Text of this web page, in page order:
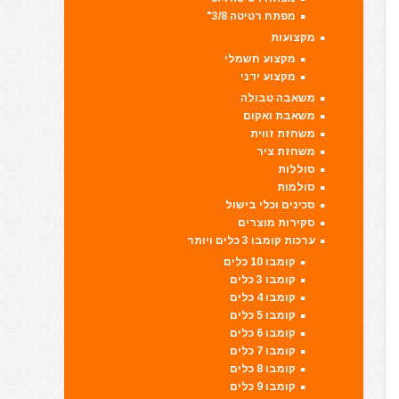
מפתח רטיטה 3/8"
מקצועות
מקצוע חשמלי
מקצוע ידני
משאבה טבולה
משאבת ואקום
משחזת זווית
משחזת ציר
סוללות
סולמות
סכינים וכלי בישול
סקירות מוצרים
ערכות קומבו 3 כלים ויותר
קומבו 10 כלים
קומבו 3 כלים
קומבו 4 כלים
קומבו 5 כלים
קומבו 6 כלים
קומבו 7 כלים
קומבו 8 כלים
קומבו 9 כלים